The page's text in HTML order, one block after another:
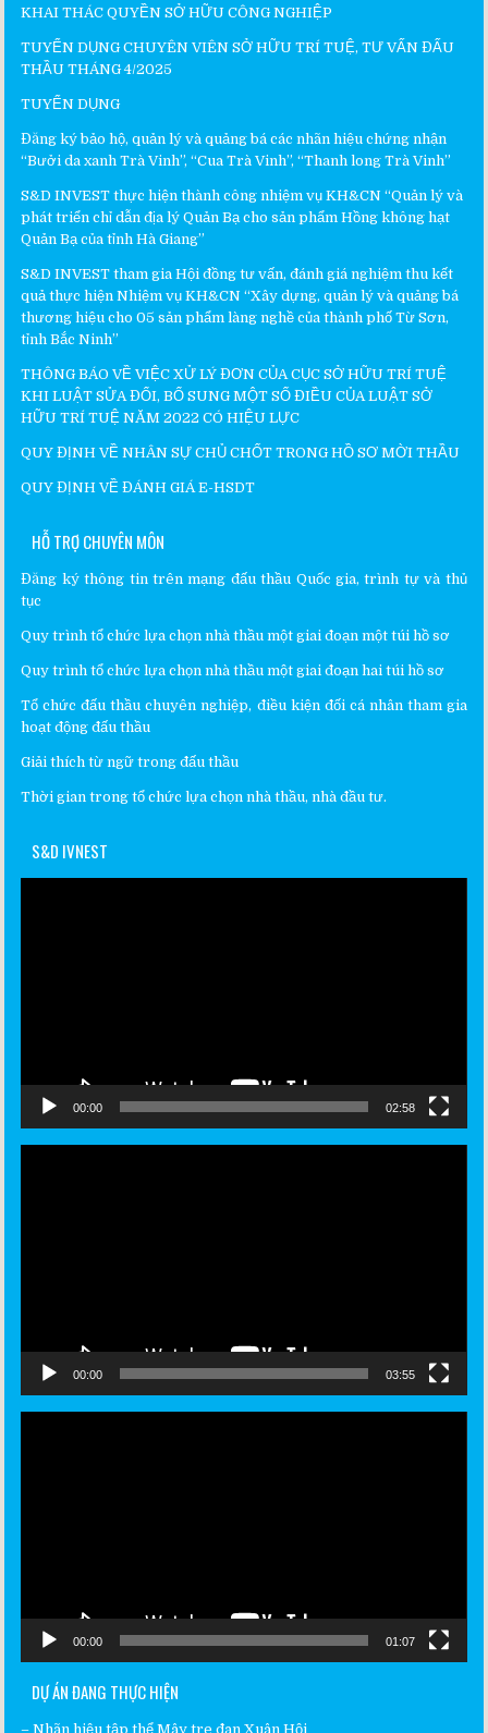
KHAI THÁC QUYỀN SỞ HỮU CÔNG NGHIỆP
TUYỂN DỤNG CHUYÊN VIÊN SỞ HỮU TRÍ TUỆ, TƯ VẤN ĐẤU
THẦU THÁNG 4/2025
TUYỂN DỤNG
Đăng ký bảo hộ, quản lý và quảng bá các nhãn hiệu chứng nhận
“Bưởi da xanh Trà Vinh”, “Cua Trà Vinh”, “Thanh long Trà Vinh”
S&D INVEST thực hiện thành công nhiệm vụ KH&CN “Quản lý và
phát triển chỉ dẫn địa lý Quản Bạ cho sản phẩm Hồng không hạt
Quản Bạ của tỉnh Hà Giang”
S&D INVEST tham gia Hội đồng tư vấn, đánh giá nghiệm thu kết
quả thực hiện Nhiệm vụ KH&CN “Xây dựng, quản lý và quảng bá
thương hiệu cho 05 sản phẩm làng nghề của thành phố Từ Sơn,
tỉnh Bắc Ninh”
THÔNG BÁO VỀ VIỆC XỬ LÝ ĐƠN CỦA CỤC SỞ HỮU TRÍ TUỆ
KHI LUẬT SỬA ĐỔI, BỔ SUNG MỘT SỐ ĐIỀU CỦA LUẬT SỞ
HỮU TRÍ TUỆ NĂM 2022 CÓ HIỆU LỰC
QUY ĐỊNH VỀ NHÂN SỰ CHỦ CHỐT TRONG HỒ SƠ MỜI THẦU
QUY ĐỊNH VỀ ĐÁNH GIÁ E-HSDT
HỖ TRỢ CHUYÊN MÔN
Đăng ký thông tin trên mạng đấu thầu Quốc gia, trình tự và thủ
tục
Quy trình tổ chức lựa chọn nhà thầu một giai đoạn một túi hồ sơ
Quy trình tổ chức lựa chọn nhà thầu một giai đoạn hai túi hồ sơ
Tổ chức đấu thầu chuyên nghiệp, điều kiện đối cá nhân tham gia
hoạt động đấu thầu
Giải thích từ ngữ trong đấu thầu
Thời gian trong tổ chức lựa chọn nhà thầu, nhà đầu tư.
S&D IVNEST
00:00 02:58
00:00 03:55
00:00 01:07
DỰ ÁN ĐANG THỰC HIỆN
–Nhãn hiệu tập thể Mây tre đan Xuân Hội